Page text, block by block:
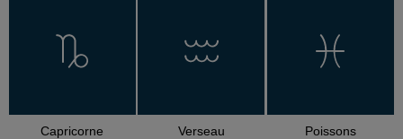
Capricorne Verseau Poissons